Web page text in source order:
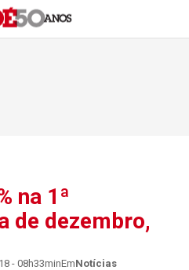
na 1ª
de dezembro,
- 08h33minEmNotícias